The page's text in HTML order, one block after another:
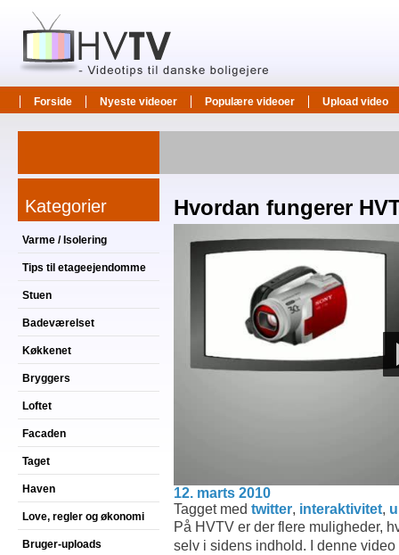
Forside Nyeste videoer Populære videoer Upload video
Kategorier
Varme / Isolering
Tips til etageejendomme
Stuen
Badeværelset
Køkkenet
Bryggers
Loftet
Facaden
Taget
Haven
Love, regler og økonomi
Bruger-uploads
Hvordan fungerer
12. marts 2010
Tagget med twitter, interaktivitet,
På HVTV er der flere muligheder,
selv i sidens indhold. I denne